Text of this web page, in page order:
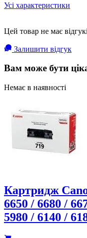
Усі характеристики
Цей товар не має
Залишити відгук
Вам може бути
Немає в наявності
Картридж
6650 / 6680 /
5980 / 6140 /